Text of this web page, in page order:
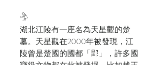
𓅲
湖北江陵有一座名為天星觀的楚
墓。天星觀在2000年被發現，江
陵曾是楚國的國都「郢」，許多國